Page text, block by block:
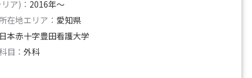
ア)： 2016年〜
在地エリア： 愛知県
日本赤十字豊田看護大学
目： 外科